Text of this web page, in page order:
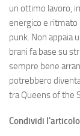
un ottimo lavoro,
energico e ritmato
punk. Non appaia
brani fa base su
sempre bene
potrebbero
tra Queens of the
Condividi